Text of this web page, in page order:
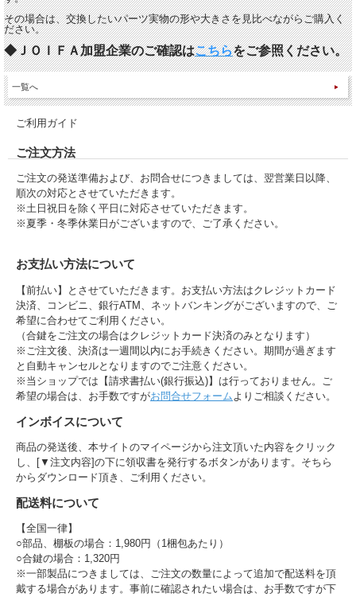
その場合は、交換したいパーツ実物の形や大きさを見比べながらご購入く
ださい。
◆ＪＯＩＦＡ加盟企業のご確認はこちらをご参照ください。
一覧へ
ご利用ガイド
ご注文方法
ご注文の発送準備および、お問合せにつきましては、翌営業日以降、
順次の対応とさせていただきます。
※土日祝日を除く平日に対応させていただきます。
※夏季・冬季休業日がございますので、ご了承ください。
お支払い方法について
【前払い】とさせていただきます。お支払い方法はクレジットカード
決済、コンビニ、銀行ATM、ネットバンキングがございますので、ご
希望に合わせてご利用ください。
（合鍵をご注文の場合はクレジットカード決済のみとなります）
※ご注文後、決済は一週間以内にお手続きください。期間が過ぎます
と自動キャンセルとなりますのでご注意ください。
※当ショップでは【請求書払い(銀行振込)】は行っておりません。ご
希望の場合は、お手数ですがお問合せフォーム よりご相談ください。
インボイスについて
商品の発送後、本サイトのマイページから注文頂いた内容をクリック
し、[▼注文内容]の下に領収書を発行するボタンがあります。そちら
からダウンロード頂き、ご利用ください。
配送料について
【全国一律】
○部品、棚板の場合：1,980円（1梱包あたり）
○合鍵の場合：1,320円
※一部製品につきましては、ご注文の数量によって追加で配送料を頂
戴する場合があります。事前に確認されたい場合は、お手数ですが下